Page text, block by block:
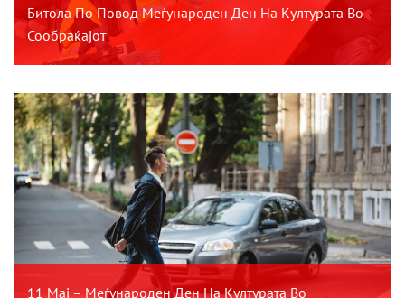
Битола По Повод Меѓународен Ден На Културата Во
Сообраќајот
11 Мај – Меѓународен Ден На Културата Во